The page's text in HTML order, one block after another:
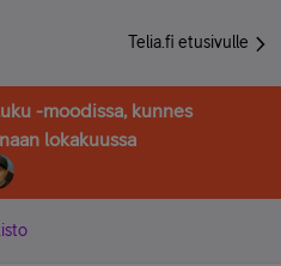
Telia.fi etusivulle
-moodissa, kunnes
lokakuussa